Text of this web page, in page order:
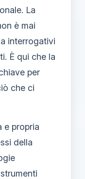
La
è mai
interrogativi
È qui che la
per
che ci
e propria
della